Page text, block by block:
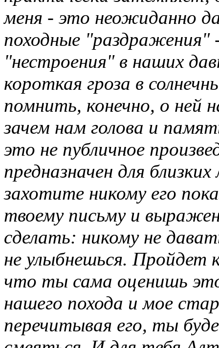
меня - это неожиданно
походные
"нестроения" в наших
короткая гроза в
помнить, конечно, о ней
зачем нам голова и
это не публичное
предназначен для
захотите никому его
твоему письму и
сделать: никому не
не улыбнешься. Пройдет
что ты сама оценишь
нашего похода и мое
перечитывая его, ты